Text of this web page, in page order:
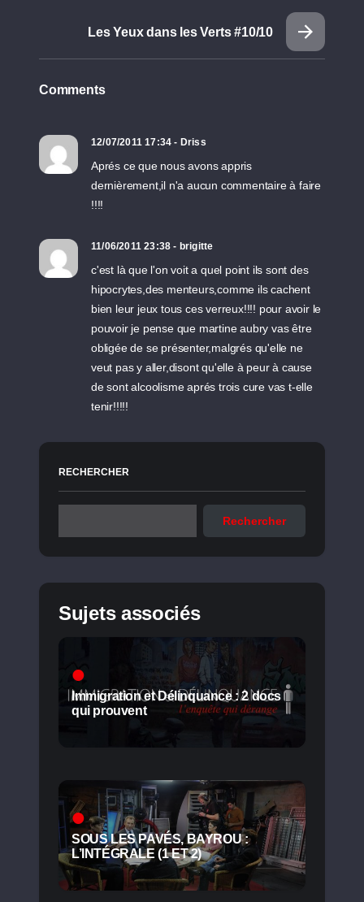
Les Yeux dans les Verts #10/10
Comments
12/07/2011 17:34 - Driss
Aprés ce que nous avons appris
dernièrement,il n'a aucun commentaire à faire
!!!!
11/06/2011 23:38 - brigitte
c'est là que l'on voit a quel point ils sont des
hipocrytes,des menteurs,comme ils cachent
bien leur jeux tous ces verreux!!!! pour avoir le
pouvoir je pense que martine aubry vas être
obligée de se présenter,malgrés qu'elle ne
veut pas y aller,disont qu'elle à peur à cause
de sont alcoolisme aprés trois cure vas t-elle
tenir!!!!!
RECHERCHER
Rechercher
Sujets associés
Immigration et Délinquance : 2 docs
qui prouvent
SOUS LES PAVÉS, BAYROU :
L’INTÉGRALE (1 ET 2)